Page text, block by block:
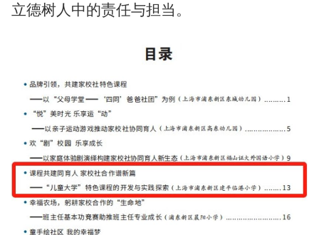
立德树人中的责任与担当。